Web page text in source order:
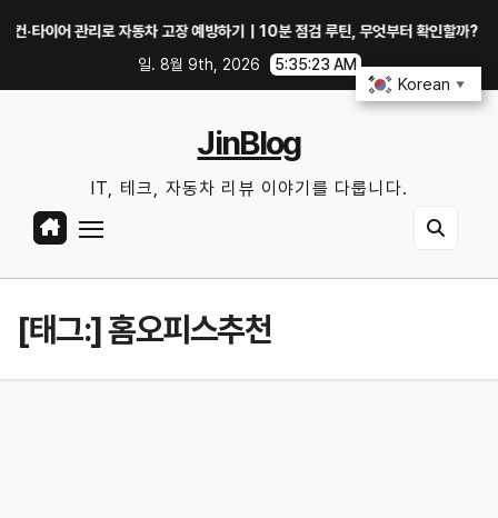
이어 관리로 자동차 고장 예방하기｜10분 점검 루틴, 무엇부터 확인할까?
일. 8월 9th, 2026
5:35:24 AM
JinBlog
IT, 테크, 자동차 리뷰 이야기를 다룹니다.
[태그:]홈오피스추천
Korean ▼